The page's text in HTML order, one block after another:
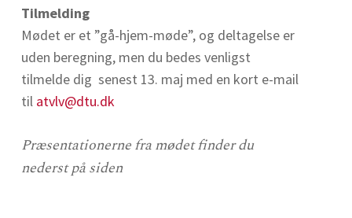
Tilmelding
Mødet er et ”gå-hjem-møde”, og deltagelse er
uden beregning, men du bedes venligst
tilmelde dig senest 13. maj med en kort e-mail
til atvlv@dtu.dk
Præsentationerne fra mødet finder du
nederst på siden